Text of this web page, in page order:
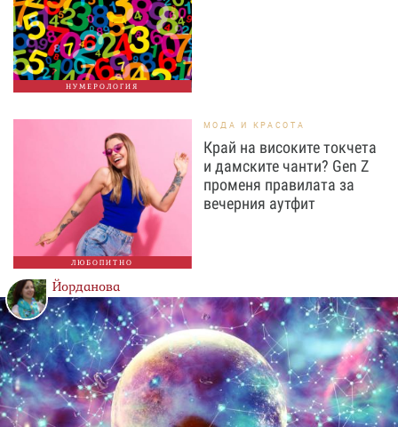
НУМЕРОЛОГИЯ
ЛЮБОПИТНО
МОДА И КРАСОТА
Край на високите токчета
и дамските чанти? Gen Z
променя правилата за
вечерния аутфит
Йорданова